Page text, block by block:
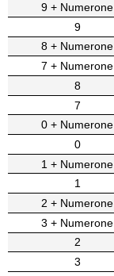
9 + Numerone
9
8 + Numerone
7 + Numerone
8
7
0 + Numerone
0
1 + Numerone
1
2 + Numerone
3 + Numerone
2
3